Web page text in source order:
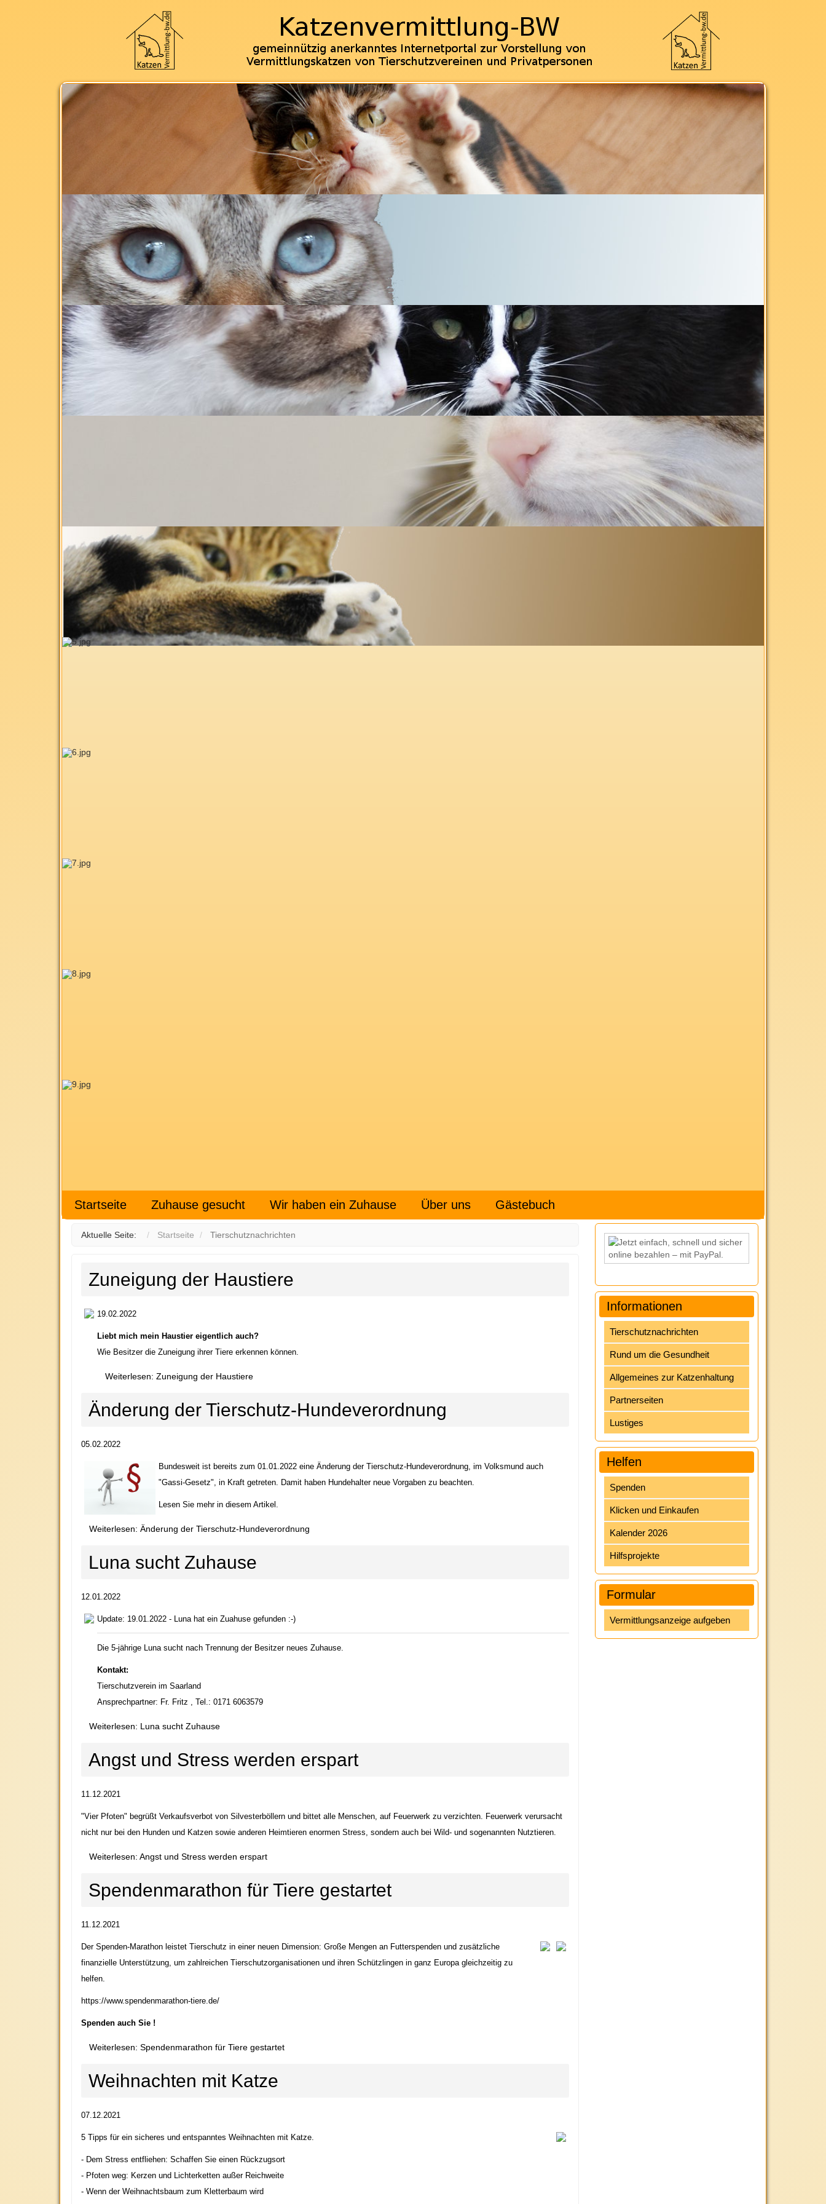
Startseite Zuhause gesucht Wir haben ein Zuhause Über uns Gästebuch
Aktuelle Seite: Startseite Tierschutznachrichten
Zuneigung der Haustiere
19.02.2022
Liebt mich mein Haustier eigentlich auch?
Wie Besitzer die Zuneigung ihrer Tiere erkennen können.
Weiterlesen: Zuneigung der Haustiere
Änderung der Tierschutz-Hundeverordnung
05.02.2022
Bundesweit ist bereits zum 01.01.2022 eine Änderung der Tierschutz-Hundeverordnung, im Volksmund auch
"Gassi-Gesetz", in Kraft getreten. Damit haben Hundehalter neue Vorgaben zu beachten.
Lesen Sie mehr in diesem Artikel.
Weiterlesen: Änderung der Tierschutz-Hundeverordnung
Luna sucht Zuhause
12.01.2022
Update: 19.01.2022 - Luna hat ein Zuahuse gefunden :-)
Die 5-jährige Luna sucht nach Trennung der Besitzer neues Zuhause.
Kontakt:
Tierschutzverein im Saarland
Ansprechpartner: Fr. Fritz , Tel.: 0171 6063579
Weiterlesen: Luna sucht Zuhause
Angst und Stress werden erspart
11.12.2021
"Vier Pfoten" begrüßt Verkaufsverbot von Silvesterböllern und bittet alle Menschen, auf Feuerwerk zu verzichten. Feuerwerk verursacht
nicht nur bei den Hunden und Katzen sowie anderen Heimtieren enormen Stress, sondern auch bei Wild- und sogenannten Nutztieren.
Weiterlesen: Angst und Stress werden erspart
Spendenmarathon für Tiere gestartet
11.12.2021
Der Spenden-Marathon leistet Tierschutz in einer neuen Dimension: Große Mengen an Futterspenden und zusätzliche
finanzielle Unterstützung, um zahlreichen Tierschutzorganisationen und ihren Schützlingen in ganz Europa gleichzeitig zu
helfen.
https://www.spendenmarathon-tiere.de/
Spenden auch Sie !
Weiterlesen: Spendenmarathon für Tiere gestartet
Weihnachten mit Katze
07.12.2021
5 Tipps für ein sicheres und entspanntes Weihnachten mit Katze.
- Dem Stress entfliehen: Schaffen Sie einen Rückzugsort
- Pfoten weg: Kerzen und Lichterketten außer Reichweite
- Wenn der Weihnachtsbaum zum Kletterbaum wird
Informationen
Tierschutznachrichten
Rund um die Gesundheit
Allgemeines zur Katzenhaltung
Partnerseiten
Lustiges
Helfen
Spenden
Klicken und Einkaufen
Kalender 2026
Hilfsprojekte
Formular
Vermittlungsanzeige aufgeben